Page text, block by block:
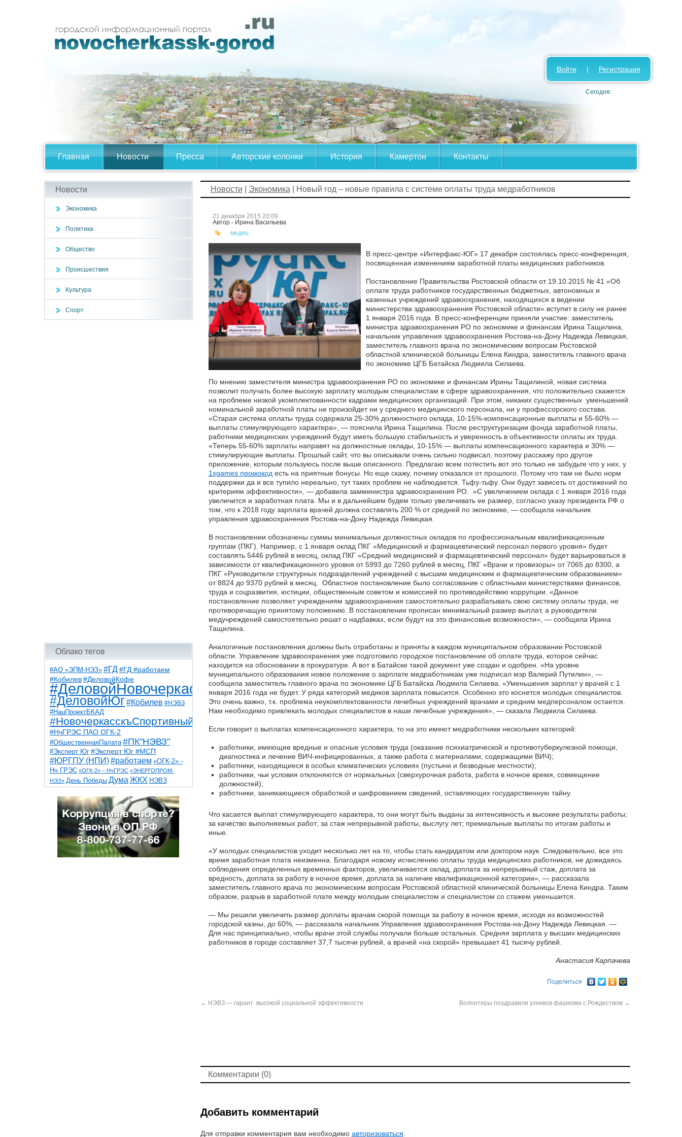
Главная Новости Пресса Авторские колонки История Камертон Контакты
Войти | Регистрация
Сегодня:
Новости
Экономика
Политика
Общество
Происшествия
Культура
Спорт
Облако тегов
#АО «ЭПМ-НЭЗ» #ГД #ГД #работаем
#Кобилев #ДеловойКофе
#ДеловойНовочеркасск
#ДеловойЮг#Кобилев #НЭВЗ
#НацПроектБКАД
#НовочеркасскъСпортивный
#НчГРЭС ПАО ОГК-2
#ОбщественнаяПалата #ПК"НЭВЗ"
#Эксперт Юг #Эксперт Юг #МСП
#ЮРГПУ (НПИ)#работаем «ОГК-2» -
Нч ГРЭС «ОГК-2» – НчГРЭС «ЭНЕРГОПРОМ-
НЭЗ» День Победы Дума ЖКХ НЭВЗ
НчГРЭС ТНТ
благоустройствоветераны выборы
детидороги казаки коррупция космос
общественная палата парк пожар роща
спорт театр транспорт художники
Новости Экономика | Новый год – новые правила с системе оплаты труда медработников
21 декабря 2015 20:09
Автор - Ирина Васильева
медиц
В пресс-центре «Интерфакс-ЮГ» 17 декабря состоялась пресс-конференция,
посвященная изменениям заработной платы медицинских работников.
Постановление Правительства Ростовской области от 19.10.2015 № 41 «Об
оплате труда работников государственных бюджетных, автономных и
казенных учреждений здравоохранения, находящихся в ведении
министерства здравоохранения Ростовской области» вступит в силу не ранее
1 января 2016 года. В пресс-конференции приняли участие: заместитель
министра здравоохранения РО по экономике и финансам Ирина Тащилина,
начальник управления здравоохранения Ростова-на-Дону Надежда Левицкая,
заместитель главного врача по экономическим вопросам Ростовской
областной клинической больницы Елена Киндра, заместитель главного врача
по экономике ЦГБ Батайска Людмила Силаева.
По мнению заместителя министра здравоохранения РО по экономике и финансам Ирины Тащилиной, новая система
позволит получать более высокую зарплату молодым специалистам в сфере здравоохранения, что положительно скажется
на проблеме низкой укомплектованности кадрами медицинских организаций. При этом, никаких существенных уменьшений
номинальной заработной платы не произойдет ни у среднего медицинского персонала, ни у профессорского состава.
«Старая система оплаты труда содержала 25-30% должностного оклада, 10-15%-компенсационные выплаты и 55-60% —
выплаты стимулирующего характера», — пояснила Ирина Тащилина. После реструктуризации фонда заработной платы,
работники медицинских учреждений будут иметь большую стабильность и уверенность в объективности оплаты их труда.
«Теперь 55-60% зарплаты направят на должностные оклады, 10-15% — выплаты компенсационного характера и 30% —
стимулирующие выплаты. Прошлый сайт, что вы описывали очень сильно подвисал, поэтому расскажу про другое
приложение, которым пользуюсь после выше описанного. Предлагаю всем потестить вот это только не забудьте что у них, у
1xgames промокод есть на приятные бонусы. Но еще скажу, почему отказался от прошлого. Потому что там не было норм
поддержки да и все тупило нереально, тут таких проблем не наблюдается. Тьфу-тьфу. Они будут зависеть от достижений по
критериям эффективности», — добавила замминистра здравоохранения РО. «С увеличением оклада с 1 января 2016 года
увеличится и заработная плата. Мы и в дальнейшем будем только увеличивать ее размер, согласно указу президента РФ о
том, что к 2018 году зарплата врачей должна составлять 200 % от средней по экономике, — сообщила начальник
управления здравоохранения Ростова-на-Дону Надежда Левицкая.
В постановлении обозначены суммы минимальных должностных окладов по профессиональным квалификационным
группам (ПКГ). Например, с 1 января оклад ПКГ «Медицинский и фармацевтический персонал первого уровня» будет
составлять 5446 рублей в месяц, оклад ПКГ «Средний медицинский и фармацевтический персонал» будет варьироваться в
зависимости от квалификационного уровня от 5993 до 7260 рублей в месяц, ПКГ «Врачи и провизоры» от 7065 до 8300, а
ПКГ «Руководители структурных подразделений учреждений с высшим медицинским и фармацевтическим образованием»
от 8824 до 9370 рублей в месяц. Областное постановление было согласование с областными министерствами финансов,
труда и соцразвития, юстиции, общественным советом и комиссией по противодействию коррупции. «Данное
постановление позволяет учреждениям здравоохранения самостоятельно разрабатывать свою систему оплаты труда, не
противоречащую принятому положению. В постановлении прописан минимальный размер выплат, а руководители
медучреждений самостоятельно решат о надбавках, если будут на это финансовые возможности», — сообщила Ирина
Тащилина.
Аналогичные постановления должны быть отработаны и приняты в каждом муниципальном образовании Ростовской
области. Управление здравоохранения уже подготовило городское постановление об оплате труда, которое сейчас
находится на обосновании в прокуратуре. А вот в Батайске такой документ уже создан и одобрен. «На уровне
муниципального образования новое положение о зарплате медработникам уже подписал мэр Валерий Путилин», —
сообщила заместитель главного врача по экономике ЦГБ Батайска Людмила Силаева. «Уменьшения зарплат у врачей с 1
января 2016 года не будет. У ряда категорий медиков зарплата повысится. Особенно это коснется молодых специалистов.
Это очень важно, т.к. проблема неукомплектованности лечебных учреждений врачами и средним медперсоналом остается.
Нам необходимо привлекать молодых специалистов в наши лечебные учреждения», — сказала Людмила Силаева.
Если говорит о выплатах компенсационного характера, то на это имеют медработники нескольких категорий:
работники, имеющие вредные и опасные условия труда (оказание психиатрической и противотуберкулезной помощи,
диагностика и лечение ВИЧ-инфицированных, а также работа с материалами, содержащими ВИЧ);
работники, находящиеся в особых климатических условиях (пустыни и безводные местности);
работники, чьи условия отклоняются от нормальных (сверхурочная работа, работа в ночное время, совмещение
должностей);
работники, занимающиеся обработкой и шифрованием сведений, оставляющих государственную тайну.
Что касается выплат стимулирующего характера, то они могут быть выданы за интенсивность и высокие результаты работы;
за качество выполняемых работ; за стаж непрерывной работы, выслугу лет; премиальные выплаты по итогам работы и
иные.
«У молодых специалистов уходит несколько лет на то, чтобы стать кандидатом или доктором наук. Следовательно, все это
время заработная плата неизменна. Благодаря новому исчислению оплаты труда медицинских работников, не дожидаясь
соблюдения определенных временных факторов, увеличивается оклад, доплата за непрерывный стаж, доплата за
вредность, доплата за работу в ночное время, доплата за наличие квалификационной категории», — рассказала
заместитель главного врача по экономическим вопросам Ростовской областной клинической больницы Елена Киндра. Таким
образом, разрыв в заработной плате между молодым специалистом и специалистом со стажем уменьшится.
— Мы решили увеличить размер доплаты врачам скорой помощи за работу в ночное время, исходя из возможностей
городской казны, до 60%, — рассказала начальник Управления здравоохранения Ростова-на-Дону Надежда Левицкая. —
Для нас принципиально, чтобы врачи этой службы получали больше остальных. Средняя зарплата у высших медицинских
работников в городе составляет 37,7 тысячи рублей, а врачей «на скорой» превышает 41 тысячу рублей.
Анастасия Карпачева
Поделиться
← НЭВЗ — гарант высокой социальной эффективности Волонтеры поздравили узников фашизма с Рождеством →
Комментарии (0)
Добавить комментарий
Для отправки комментария вам необходимо авторизоваться.